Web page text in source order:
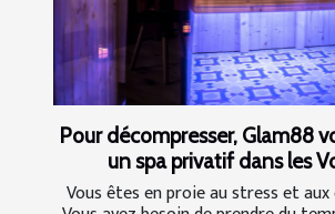
Pour décompresser, Glam88
un spa privatif dans les
Vous êtes en proie au stress et